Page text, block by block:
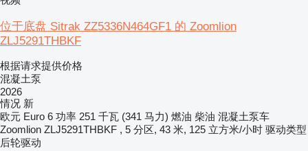
位于底盘 Sitrak ZZ5336N464GF1 的 Zoomlion
ZLJ5291THBKF
根据请求提供价格
混凝土泵
2026
情况 新
欧元 Euro 6 功率 251 千瓦 (341 马力) 燃油 柴油 混凝土泵车
Zoomlion ZLJ5291THBKF , 5 分区, 43 米, 125 立方米/小时 驱动类型
后轮驱动